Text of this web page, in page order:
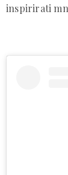
inspirirati